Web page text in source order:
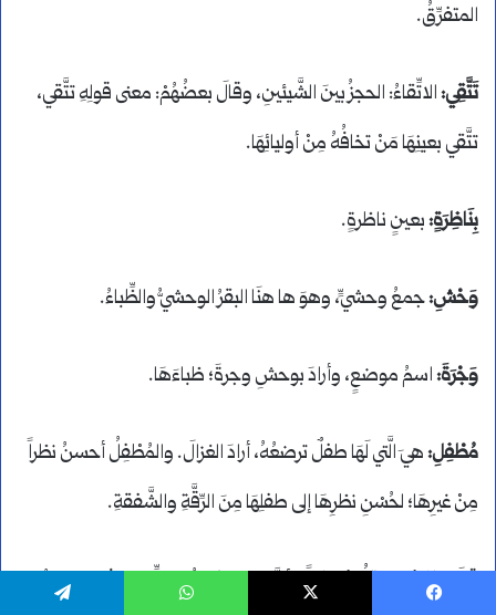
المتفرِّقُ.
تَتَّقِي:الاتِّقاءُ: الحجزُ بينَ الشَّيئينِ، وقالَ بعضُهُمْ: معنى قولِهِ تتَّقي،
تتَّقي بعينِهَا مَنْ تخافُهُ مِنْ أوليائِهَا.
بِنَاظِرَةٍ:بعينٍ ناظرةٍ.
وَحْشِ:جمعُ وحشيٍّ، وهوَ ها هنَا البقرُ الوحشيُّ والظِّباءُ.
وَجْرَةَ:اسمُ موضعٍ، وأرادَ بوحشِ وجرةَ؛ ظباءَهَا.
مُطْفِلِ:هيَ الَّتي لَهَا طفلٌ ترضعُهُ، أرادَ الغزالَ. والمُطْفِلُ أحسنُ نظراً
مِنْ غيرِهَا؛ لحُسْنِ نظرِهَا إلى طفلِهَا مِنَ الرِّقَّةِ والشَّفقةِ.
قالَ الفرَّاءُ: لمْ يقلُ مُطفلةً؛ لأنَّ هذا لا يكونُ إلا للنِّساءِ؛ فصارَ عندَهُ